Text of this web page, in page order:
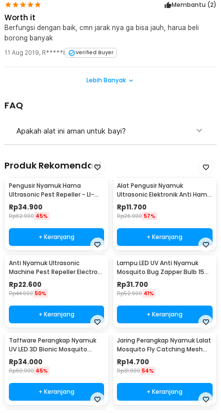
Membantu (2)
Worth it
Berfungsi dengan baik, cmn jarak nya ga bisa jauh, harua beli
borong banyak
11 Aug 2019, R*****I Verified Buyer
Lebih Banyak
FAQ
Apakah alat ini aman untuk bayi?
Produk Rekomendasi
Pengusir Nyamuk Hama
Ultrasonic Pest Repeller - LI-
3110
Rp34.900
Rp62.900 45%
+ Keranjang
Alat Pengusir Nyamuk
Ultrasonic Elektronik Anti Hama
Tikus Non Racun - UL1559
Rp11.700
Rp26.900 57%
+ Keranjang
Anti Nyamuk Ultrasonic
Machine Pest Repeller Electro
EU Plug - HR-533
Rp22.600
Rp44.900 50%
+ Keranjang
Lampu LED UV Anti Nyamuk
Mosquito Bug Zapper Bulb 15W
E27 Cool White - YC1350
Rp31.700
Rp52.900 41%
+ Keranjang
Taffware Perangkap Nyamuk
UV LED 3D Bionic Mosquito
Repellent - 139
Rp34.000
Rp60.900 45%
+ Keranjang
Jaring Perangkap Nyamuk Lalat
Mosquito Fly Catching Mesh
Net 23cm - J16
Rp14.700
Rp31.900 54%
+ Keranjang